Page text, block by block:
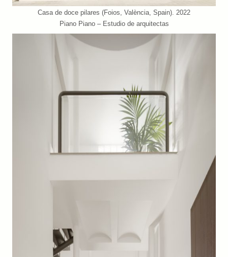
Casa de doce pilares (Foios, València, Spain). 2022
Piano Piano – Estudio de arquitectas